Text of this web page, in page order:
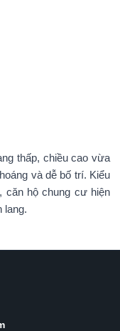
thấp, chiều cao vừa
và dễ bố trí. Kiểu
căn hộ chung cư hiện
lang.